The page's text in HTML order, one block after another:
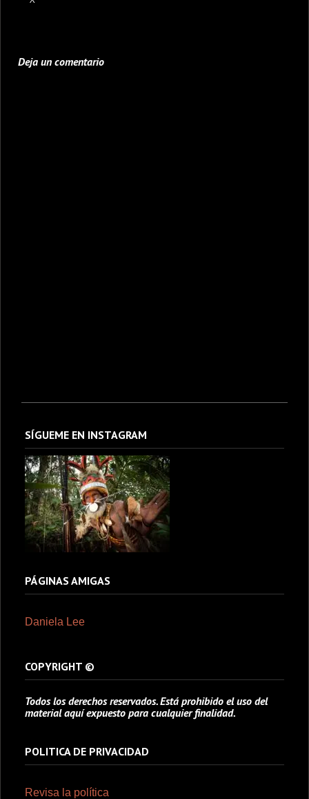
Deja un comentario
SÍGUEME EN INSTAGRAM
PÁGINAS AMIGAS
Daniela Lee
COPYRIGHT ©
Todos los derechos reservados. Está prohibido el uso del
material aquí expuesto para cualquier finalidad.
POLITICA DE PRIVACIDAD
Revisa la política